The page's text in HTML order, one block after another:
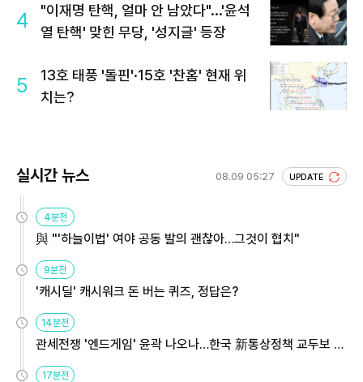
4
"이재명 탄핵, 얼마 안 남았다"...'윤석
열 탄핵' 맞힌 무당, '성지글' 등장
5
13호 태풍 '돌핀'·15호 '찬홈' 현재 위
치는?
실시간 뉴스 08.09 05:27 UPDATE
4분전
與 "'하늘이법' 여야 공동 발의 괜찮아…그것이 협치"
9분전
'캐시딜' 캐시워크 돈 버는 퀴즈, 정답은?
14분전
관세전쟁 '엔드게임' 윤곽 나오나…한국 新통상정책 교두보 활
17분전